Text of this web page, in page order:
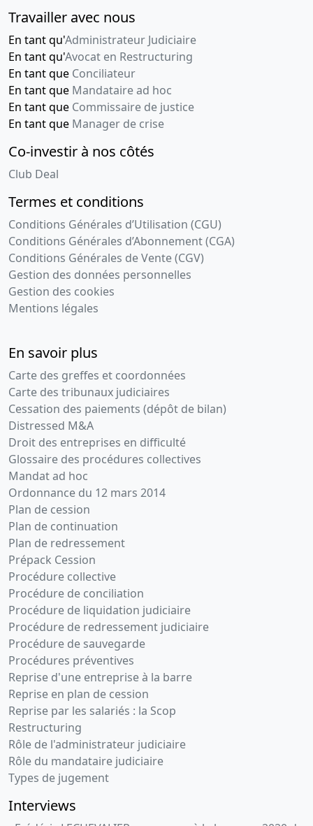
Travailler avec nous
En tant qu'Administrateur Judiciaire
En tant qu'Avocat en Restructuring
En tant que Conciliateur
En tant que Mandataire ad hoc
En tant que Commissaire de justice
En tant que Manager de crise
Co-investir à nos côtés
Club Deal
Termes et conditions
Conditions Générales d’Utilisation (CGU)
Conditions Générales d’Abonnement (CGA)
Conditions Générales de Vente (CGV)
Gestion des données personnelles
Gestion des cookies
Mentions légales
En savoir plus
Carte des greffes et coordonnées
Carte des tribunaux judiciaires
Cessation des paiements (dépôt de bilan)
Distressed M&A
Droit des entreprises en difficulté
Glossaire des procédures collectives
Mandat ad hoc
Ordonnance du 12 mars 2014
Plan de cession
Plan de continuation
Plan de redressement
Prépack Cession
Procédure collective
Procédure de conciliation
Procédure de liquidation judiciaire
Procédure de redressement judiciaire
Procédure de sauvegarde
Procédures préventives
Reprise d'une entreprise à la barre
Reprise en plan de cession
Reprise par les salariés : la Scop
Restructuring
Rôle de l'administrateur judiciaire
Rôle du mandataire judiciaire
Types de jugement
Interviews